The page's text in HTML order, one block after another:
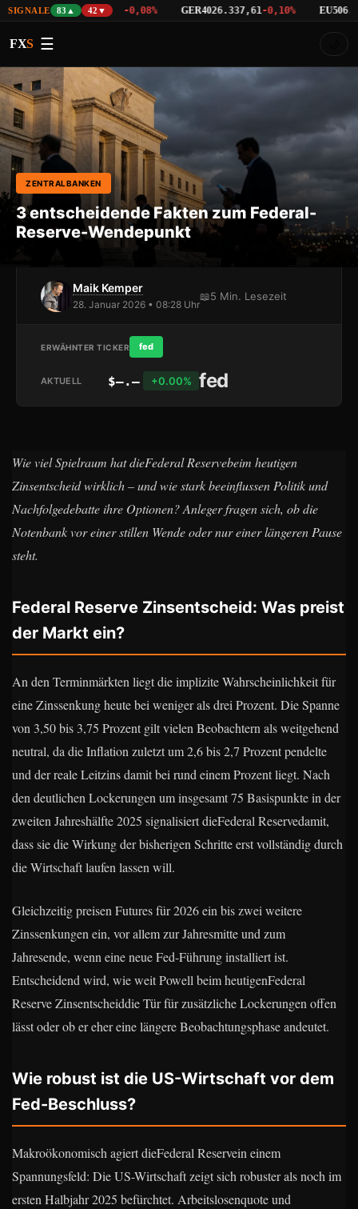
SIGNALE 83▲ 42▼
NAS10029.763,45 -0,08% GER4026.337,61-0,10% EU50
FXS ☰
ZENTRALBANKEN
3 entscheidende Fakten zum Federal-
Reserve-Wendepunkt
Maik Kemper
28. Januar 2026 • 08:28 Uhr
📖5 Min. Lesezeit
ERWÄHNTER TICKER fed
AKTUELL $—.– +0.00% fed
Wie viel Spielraum hat dieFederal Reservebeim heutigen
Zinsentscheid wirklich – und wie stark beeinflussen Politik und
Nachfolgedebatte ihre Optionen? Anleger fragen sich, ob die
Notenbank vor einer stillen Wende oder nur einer längeren Pause
steht.
Federal Reserve Zinsentscheid: Was preist
der Markt ein?
An den Terminmärkten liegt die implizite Wahrscheinlichkeit für
eine Zinssenkung heute bei weniger als drei Prozent. Die Spanne
von 3,50 bis 3,75 Prozent gilt vielen Beobachtern als weitgehend
neutral, da die Inflation zuletzt um 2,6 bis 2,7 Prozent pendelte
und der reale Leitzins damit bei rund einem Prozent liegt. Nach
den deutlichen Lockerungen um insgesamt 75 Basispunkte in der
zweiten Jahreshälfte 2025 signalisiert dieFederal Reservedamit,
dass sie die Wirkung der bisherigen Schritte erst vollständig durch
die Wirtschaft laufen lassen will.
Gleichzeitig preisen Futures für 2026 ein bis zwei weitere
Zinssenkungen ein, vor allem zur Jahresmitte und zum
Jahresende, wenn eine neue Fed-Führung installiert ist.
Entscheidend wird, wie weit Powell beim heutigenFederal
Reserve Zinsentscheiddie Tür für zusätzliche Lockerungen offen
lässt oder ob er eher eine längere Beobachtungsphase andeutet.
Wie robust ist die US-Wirtschaft vor dem
Fed-Beschluss?
Makroökonomisch agiert dieFederal Reservein einem
Spannungsfeld: Die US-Wirtschaft zeigt sich robuster als noch im
ersten Halbjahr 2025 befürchtet. Arbeitslosenquote und